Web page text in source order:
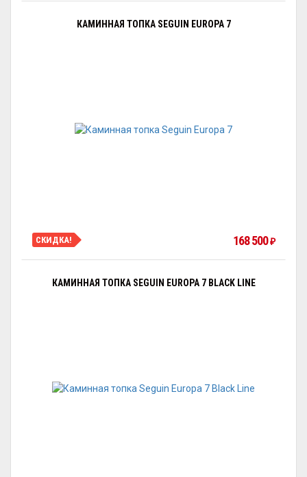
КАМИННАЯ ТОПКА SEGUIN EUROPA 7
СКИДКА! 168 500 ₽
КАМИННАЯ ТОПКА SEGUIN EUROPA 7 BLACK LINE